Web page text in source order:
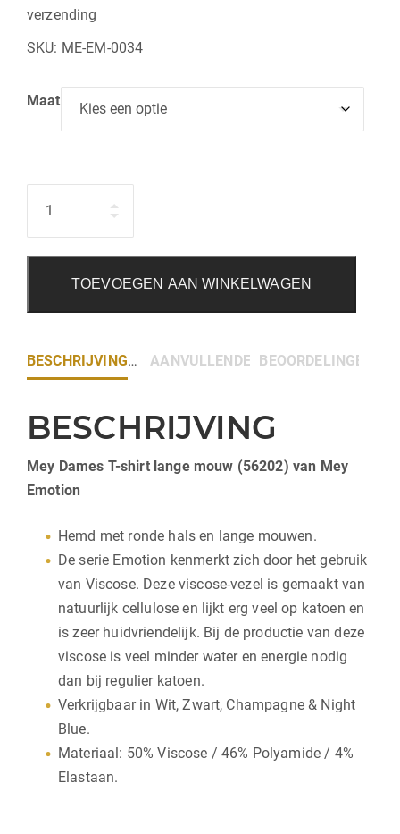
verzending
SKU: ME-EM-0034
Maat
TOEVOEGEN AAN WINKELWAGEN
BESCHRIJVING AANVULLENDE INFORMATIE
BEOORDELINGEN (0)
BESCHRIJVING
Mey Dames T-shirt lange mouw (56202) van Mey
Emotion
Hemd met ronde hals en lange mouwen.
De serie Emotion kenmerkt zich door het gebruik
van Viscose. Deze viscose-vezel is gemaakt van
natuurlijk cellulose en lijkt erg veel op katoen en
is zeer huidvriendelijk. Bij de productie van deze
viscose is veel minder water en energie nodig
dan bij regulier katoen.
Verkrijgbaar in Wit, Zwart, Champagne & Night
Blue.
Materiaal: 50% Viscose / 46% Polyamide / 4%
Elastaan.